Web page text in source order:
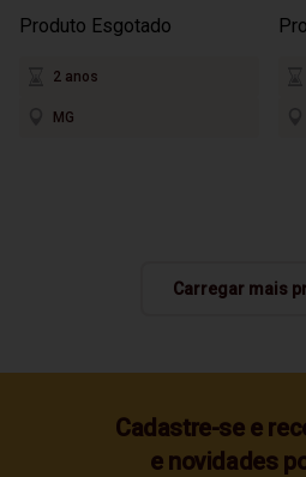
Produto Esgotado
2 anos
MG
Carregar mais
Cadastre-se e
e novidades